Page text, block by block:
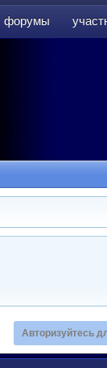
форумы
Авторизуйтесь